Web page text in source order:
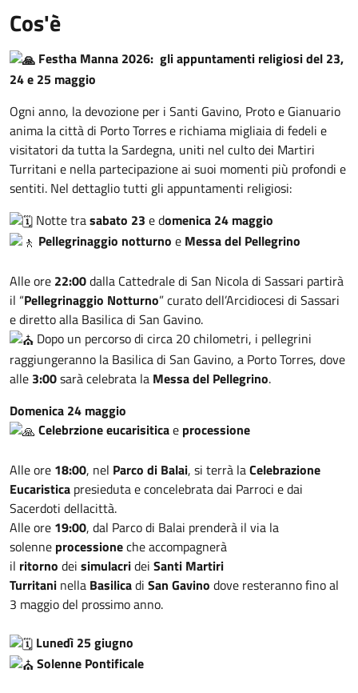
Cos'è
Festha Manna 2026: gli appuntamenti religiosi del 23,
24 e 25 maggio
Ogni anno, la devozione per i Santi Gavino, Proto e Gianuario
anima la città di Porto Torres e richiama migliaia di fedeli e
visitatori da tutta la Sardegna, uniti nel culto dei Martiri
Turritani e nella partecipazione ai suoi momenti più profondi e
sentiti. Nel dettaglio tutti gli appuntamenti religiosi:
Notte trasabato 23 e domenica 24 maggio
Pellegrinaggio notturno e Messa del Pellegrino
Alle ore 22:00dalla Cattedrale di San Nicola di Sassari partirà
il “Pellegrinaggio Notturno” curato dell’Arcidiocesi di Sassari
e diretto alla Basilica di San Gavino.
Dopo un percorso di circa 20 chilometri, i pellegrini
raggiungeranno la Basilica di San Gavino, a Porto Torres, dove
alle 3:00sarà celebrata la Messa del Pellegrino.
Domenica 24 maggio
Celebrzione eucarisiticae processione
Alle ore 18:00, nel Parco di Balai, si terrà laCelebrazione
Eucaristica presieduta e concelebrata dai Parroci e dai
Sacerdoti dellacittà.
Alle ore 19:00, dal Parco di Balai prenderà il via la
solenne processioneche accompagnerà
il ritorno dei simulacridei Santi Martiri
Turritani nella Basilicadi San Gavino dove resteranno fino al
3 maggio del prossimo anno.
Lunedì 25 giugno
Solenne Pontificale